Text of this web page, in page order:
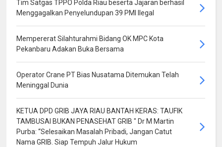
Tim Satgas TPPO Polda Riau beserta Jajaran berhasil
Menggagalkan Penyelundupan 39 PMI Ilegal
Mempererat Silahturahmi Bidang OK MPC Kota
Pekanbaru Adakan Buka Bersama
Operator Crane PT Bias Nusatama Ditemukan Telah
Meninggal Dunia
KETUA DPD GRIB JAYA RIAU BANTAH KERAS: TAUFIK
TAMBUSAI BUKAN PENASEHAT GRIB " Dr M Martin
Purba: “Selesaikan Masalah Pribadi, Jangan Catut
Nama GRIB. Siap Tempuh Jalur Hukum